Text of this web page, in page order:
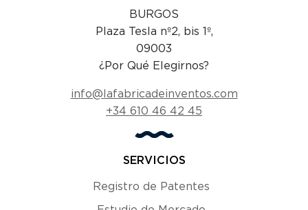
BURGOS
Plaza Tesla nº2, bis 1º,
09003
¿Por Qué Elegirnos?
info@lafabricadeinventos.com
+34 610 46 42 45
SERVICIOS
Registro de Patentes